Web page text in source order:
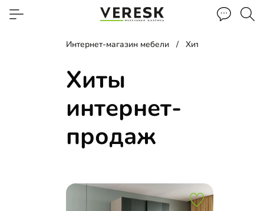
Интернет-магазин мебели Хиты интернет-
Хиты
интернет-
продаж